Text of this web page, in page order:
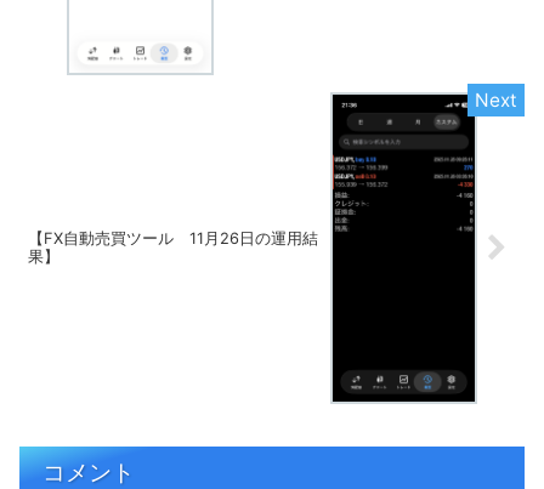
【FX自動売買ツール 11月26日の運用結
果】
コメント